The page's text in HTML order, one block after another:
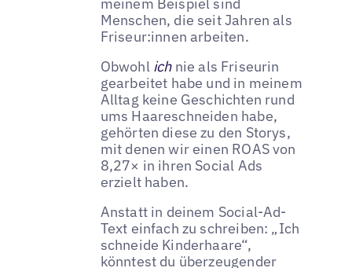
meinem Beispiel sind
Menschen, die seit Jahren als
Friseur:innen arbeiten.
Obwohl ichnie als Friseurin
gearbeitet habe und in meinem
Alltag keine Geschichten rund
ums Haareschneiden habe,
gehörten diese zu den Storys,
mit denen wir einen ROAS von
8,27× in ihren Social Ads
erzielt haben.
Anstatt in deinem Social-Ad-
Text einfach zu schreiben: „Ich
schneide Kinderhaare“,
könntest du überzeugender